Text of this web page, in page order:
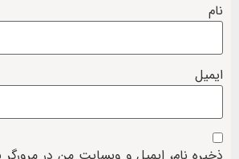
نام
ایمیل